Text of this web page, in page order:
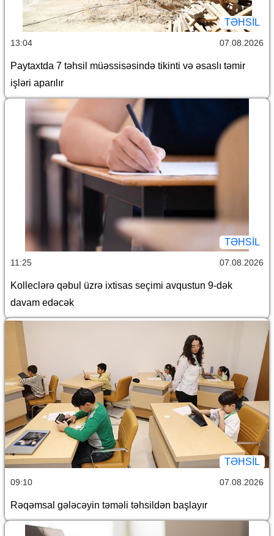
TƏHSIL
13:04 07.08.2026
Paytaxtda 7 təhsil müəssisəsində tikinti və əsaslı təmir
işləri aparılır
TƏHSIL
11:25 07.08.2026
Kolleclərə qəbul üzrə ixtisas seçimi avqustun 9-dək
davam edəcək
TƏHSIL
09:10 07.08.2026
Rəqəmsal gələcəyin təməli təhsildən başlayır